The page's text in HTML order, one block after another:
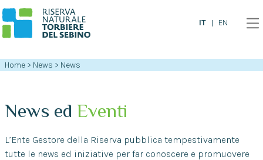
IT EN
Home > News > News
News ed Eventi
L’Ente Gestore della Riserva pubblica tempestivamente
tutte le news ed iniziative per far conoscere e promuovere